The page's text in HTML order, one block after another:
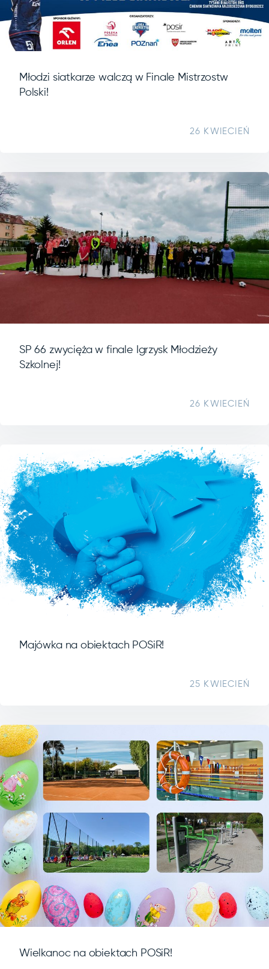
Młodzi siatkarze walczą w Finale Mistrzostw
Polski!
26 KWIECIEŃ
SP 66 zwycięża w finale Igrzysk Młodzieży
Szkolnej!
26 KWIECIEŃ
Majówka na obiektach POSiR!
25 KWIECIEŃ
Wielkanoc na obiektach POSiR!